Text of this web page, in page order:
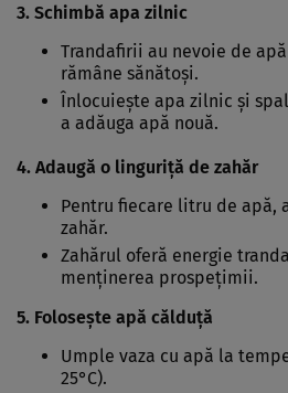
3. Schimbă apa zilnic
Trandafirii au nevoie de
rămâne sănătoși.
Înlocuiește apa zilnic și
a adăuga apă nouă.
4. Adaugă o linguriță de zahăr
Pentru fiecare litru de apă,
zahăr.
Zahărul oferă energie
menținerea prospețimii.
5. Folosește apă călduță
Umple vaza cu apă la
25°C).